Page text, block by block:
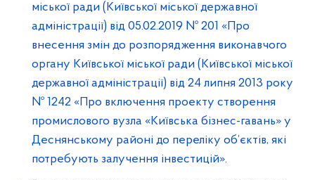
міської ради (Київської міської державної
адміністрації) від 05.02.2019 № 201 «Про
внесення змін до розпорядження виконавчого
органу Київської міської ради (Київської міської
державної адміністрації) від 24 липня 2013 року
№ 1242 «Про включення проекту створення
промислового вузла «Київська бізнес-гавань» у
Деснянському районі до переліку об’єктів, які
потребують залучення інвестицій».